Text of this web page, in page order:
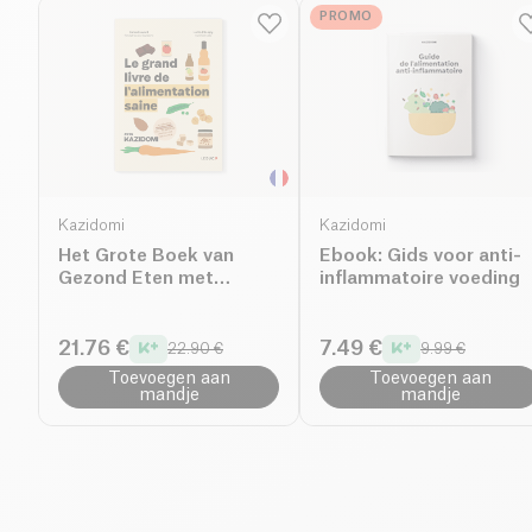
Kazidomi
Het Grote Boek van
Gezond Eten met
21.76 € 22.90 €
Toevoegen aan
mandje
PROMO
Kazidomi
Ebook: Gids voor anti-
inflammatoire voeding
7.49 € 9.99 €
Toevoegen aan
mandje